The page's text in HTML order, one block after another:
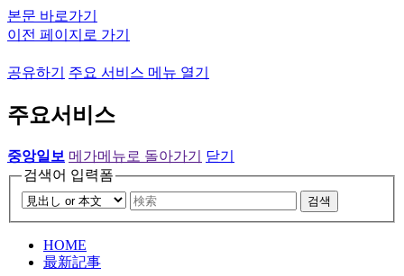
본문 바로가기
이전 페이지로 가기
공유하기 주요 서비스 메뉴 열기
주요서비스
중앙일보 메가메뉴로 돌아가기
닫기
검색어 입력폼
검색
HOME
最新記事